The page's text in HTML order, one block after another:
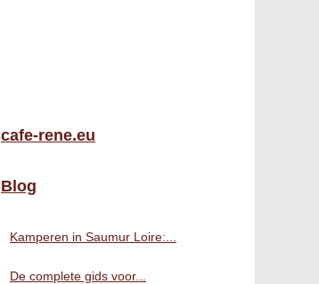
cafe-rene.eu
Blog
Kamperen in Saumur Loire:...
De complete gids voor...